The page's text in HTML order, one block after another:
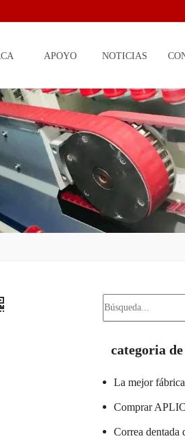
APOYO NOTICIAS
categoria
Comprar